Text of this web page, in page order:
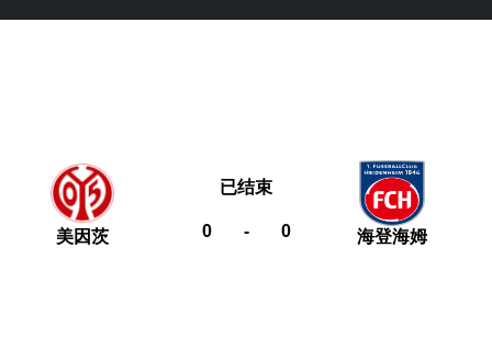
美因茨 0 - 0
已结束
海登海姆